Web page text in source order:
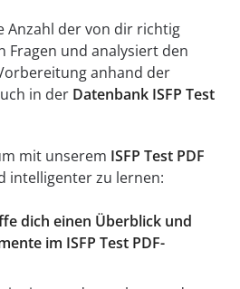
Anzahl der von dir richtig
Fragen und analysiert den
anhand der
in der Datenbank ISFP Test
mit unserem ISFP Test PDF
intelligenter zu lernen:
dich einen Überblick und
im ISFP Test PDF-